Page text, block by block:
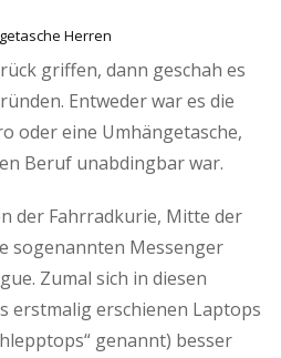
griffen, dann geschah es
Entweder war es die
oder eine Umhängetasche,
Beruf unabdingbar war.
der Fahrradkurie, Mitte der
sogenannten Messenger
Zumal sich in diesen
erstmalig erschienen Laptops
genannt) besser